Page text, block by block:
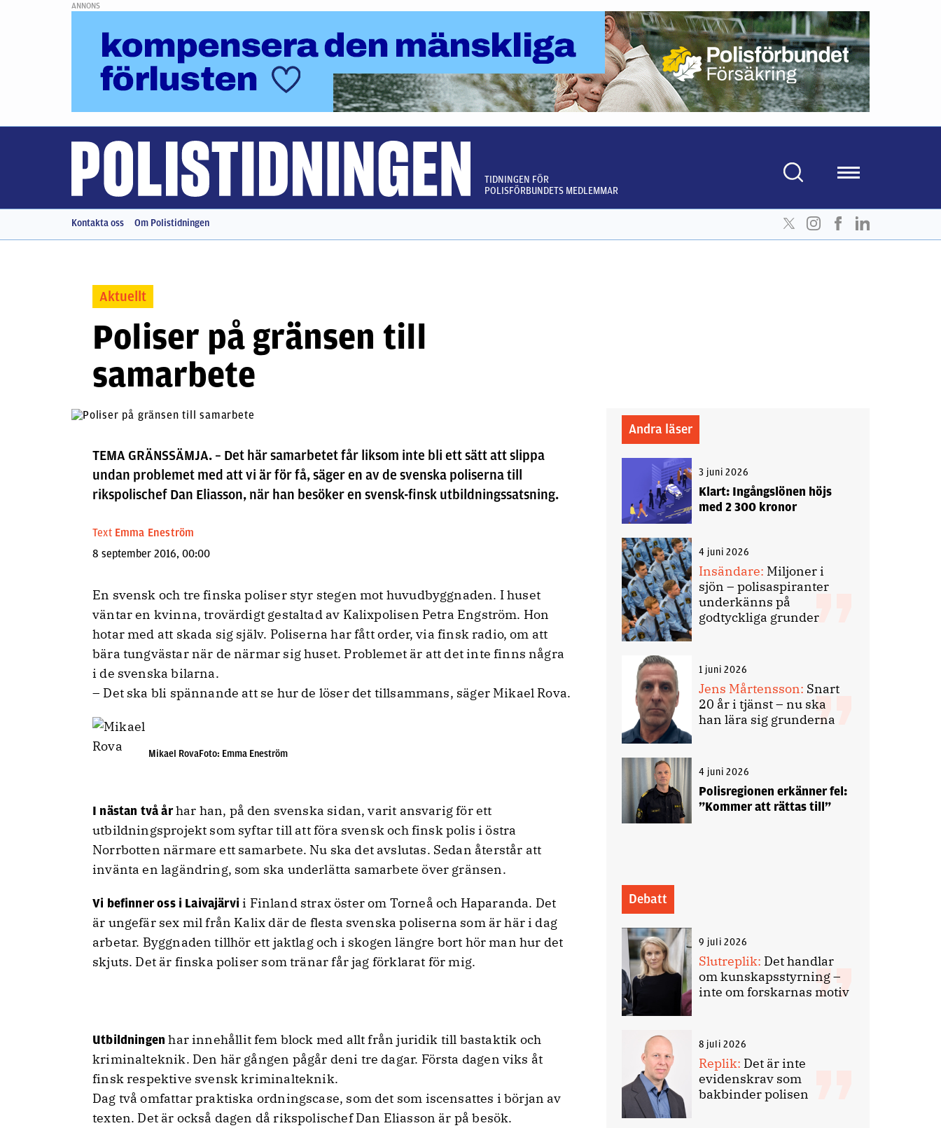
ANNONS
TIDNINGEN FÖR
POLISFÖRBUNDETS MEDLEMMAR
Kontakta oss Om Polistidningen
Aktuellt
Poliser på gränsen till
samarbete
TEMA GRÄNSSÄMJA. – Det här samarbetet får liksom inte bli ett sätt att slippa
undan problemet med att vi är för få, säger en av de svenska poliserna till
rikspolischef Dan Eliasson, när han besöker en svensk-finsk utbildningssatsning.
Text Emma Eneström
8 september 2016, 00:00
En svensk och tre finska poliser styr stegen mot huvudbyggnaden. I huset
väntar en kvinna, trovärdigt gestaltad av Kalixpolisen Petra Engström. Hon
hotar med att skada sig själv. Poliserna har fått order, via finsk radio, om att
bära tungvästar när de närmar sig huset. Problemet är att det inte finns några
i de svenska bilarna.
– Det ska bli spännande att se hur de löser det tillsammans, säger Mikael Rova.
Mikael RovaFoto: Emma Eneström
I nästan två århar han, på den svenska sidan, varit ansvarig för ett
utbildningsprojekt som syftar till att föra svensk och finsk polis i östra
Norrbotten närmare ett samarbete. Nu ska det avslutas. Sedan återstår att
invänta en lagändring, som ska underlätta samarbete över gränsen.
Vi befinner oss i Laivajärvi i Finland strax öster om Torneå och Haparanda. Det
är ungefär sex mil från Kalix där de flesta svenska poliserna som är här i dag
arbetar. Byggnaden tillhör ett jaktlag och i skogen längre bort hör man hur det
skjuts. Det är finska poliser som tränar får jag förklarat för mig.
Utbildningen har innehållit fem block med allt från juridik till bastaktik och
kriminalteknik. Den här gången pågår deni tre dagar. Första dagen viks åt
finsk respektive svensk kriminalteknik.
Dag två omfattar praktiska ordningscase, som det som iscensattes i början av
texten. Det är också dagen då rikspolischef Dan Eliasson är på besök.
Andra läser
3 juni 2026
Klart: Ingångslönen höjs
med 2 300 kronor
4 juni 2026
Insändare: Miljoner i
sjön – polisaspiranter
underkänns på
godtyckliga grunder
1 juni 2026
Jens Mårtensson: Snart
20 år i tjänst – nu ska
han lära sig grunderna
4 juni 2026
Polisregionen erkänner fel:
”Kommer att rättas till”
Debatt
9 juli 2026
Slutreplik: Det handlar
om kunskapsstyrning –
inte om forskarnas motiv
8 juli 2026
Replik: Det är inte
evidenskrav som
bakbinder polisen